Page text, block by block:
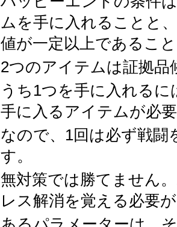
ムを手に入れることと
値が一定以上であるこ
2つのアイテムは証拠品
うち1つを手に入れる
手に入るアイテムが必
なので、1回は必ず戦闘
す。
無対策では勝てません
レス解消を覚える必要